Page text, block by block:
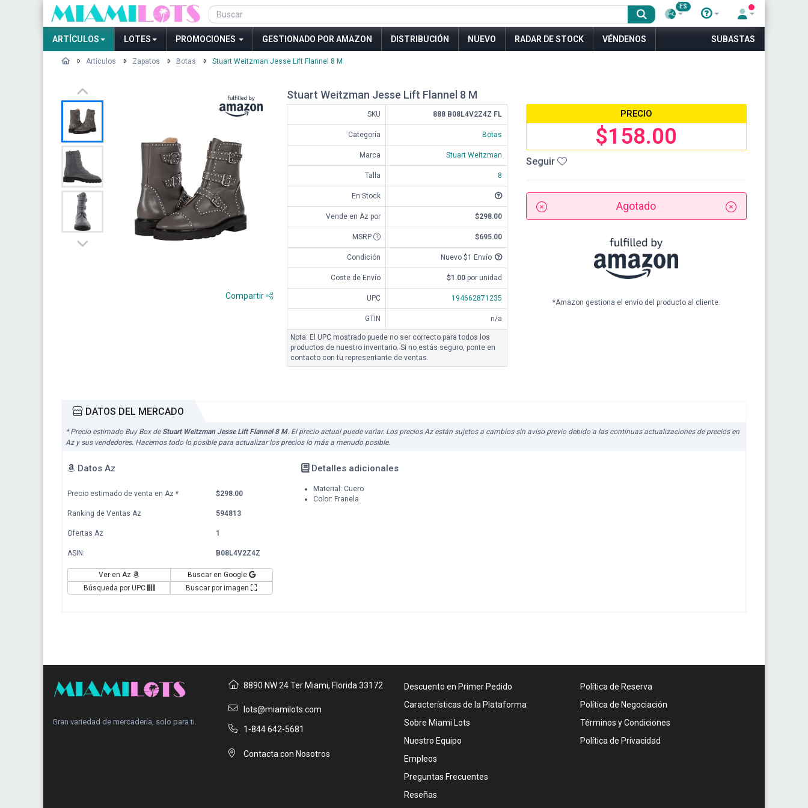
ES
ARTÍCULOS LOTES PROMOCIONES GESTIONADO POR AMAZON DISTRIBUCIÓN NUEVO RADAR DE STOCK VÉNDENOS SUBASTAS
Artículos Zapatos Botas Stuart Weitzman Jesse Lift Flannel 8 M
Compartir
Stuart Weitzman Jesse Lift Flannel 8 M
SKU 888 B08L4V2Z4Z FL
Categoría Botas
Marca Stuart Weitzman
Talla 8
En Stock
Vende en Az por $298.00
MSRP $695.00
Condición Nuevo $1 Envío
Coste de Envío $1.00 por unidad
UPC 194662871235
GTIN n/a
Nota: El UPC mostrado puede no ser correcto para todos los
productos de nuestro inventario. Si no estás seguro, ponte en
contacto con tu representante de ventas.
PRECIO
$158.00
Seguir
Agotado
*Amazon gestiona el envío del producto al cliente.
DATOS DEL MERCADO
* Precio estimado Buy Box de Stuart Weitzman Jesse Lift Flannel 8 M. El precio actual puede variar. Los precios Az están sujetos a cambios sin aviso previo debido a las continuas actualizaciones de precios en
Az y sus vendedores. Hacemos todo lo posible para actualizar los precios lo más a menudo posible.
Datos Az
Precio estimado de venta en Az * $298.00
Ranking de Ventas Az 594813
Ofertas Az 1
ASIN: B08L4V2Z4Z
Ver en Az
Buscar en Google
Búsqueda por UPC
Buscar por imagen
Detalles adicionales
Material: Cuero
Color: Franela
Gran variedad de mercadería, solo para ti.
8890 NW 24 Ter Miami, Florida 33172
lots@miamilots.com
1-844 642-5681
Contacta con Nosotros
Descuento en Primer Pedido
Características de la Plataforma
Sobre Miami Lots
Nuestro Equipo
Empleos
Preguntas Frecuentes
Reseñas
Política de Reserva
Política de Negociación
Términos y Condiciones
Política de Privacidad